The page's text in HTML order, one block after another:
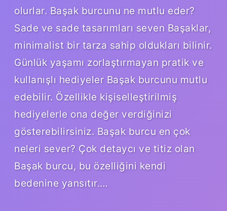
olurlar. Başak burcunu ne mutlu eder?
Sade ve sade tasarımları seven Başaklar,
minimalist bir tarza sahip oldukları bilinir.
Günlük yaşamı zorlaştırmayan pratik ve
kullanışlı hediyeler Başak burcunu mutlu
edebilir. Özellikle kişiselleştirilmiş
hediyelerle ona değer verdiğinizi
gösterebilirsiniz. Başak burcu en çok
neleri sever? Çok detaycı ve titiz olan
Başak burcu, bu özelliğini kendi
bedenine yansıtır.…